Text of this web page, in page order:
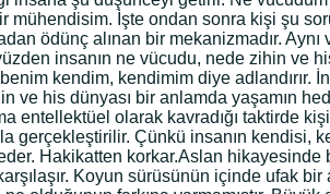
mühendisim. İşte ondan sonra kişi şu
ödünç alınan bir mekanizmadır.
insanın ne vücudu, nede zihin
kendim, kendimim diye adlandırır.
his dünyası bir anlamda yaşamın
olarak kavradığı taktirde
Çünkü insanın kendisi,
Hakikatten korkar.Aslan
Koyun sürüsünün içinde ufak bir